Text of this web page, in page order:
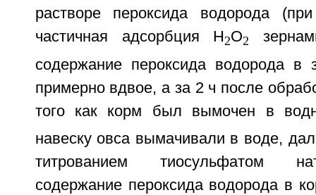
растворе пероксида водорода
частичная адсорбция H 2O2
содержание пероксида водорода в
примерно вдвое, а за 2 ч после
того как корм был вымочен в
навеску овса вымачивали в воде,
титрованием тиосульфатом
содержание пероксида водорода в